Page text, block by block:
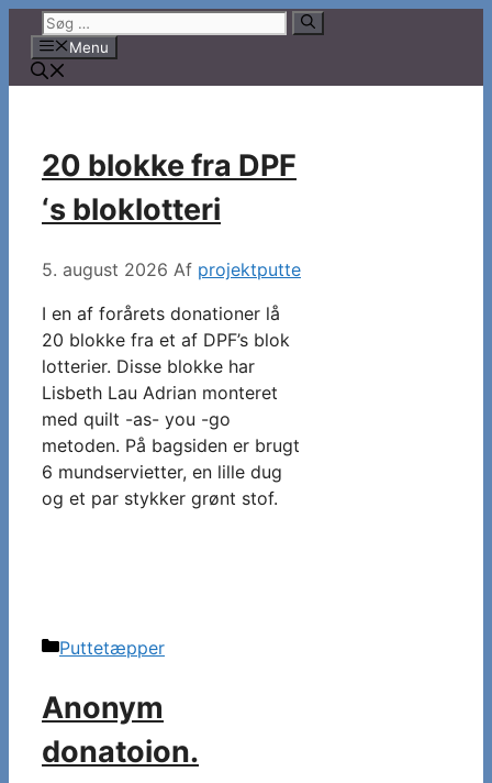
indhold
Søg
efter:Menu
20 blokke fra DPF
‘s bloklotteri
5. august 2026 Af projektputte
I en af forårets donationer lå
20 blokke fra et af DPF’s blok
lotterier. Disse blokke har
Lisbeth Lau Adrian monteret
med quilt -as- you -go
metoden. På bagsiden er brugt
6 mundservietter, en lille dug
og et par stykker grønt stof.
Kategorier
Puttetæpper
Anonym
donatoion.